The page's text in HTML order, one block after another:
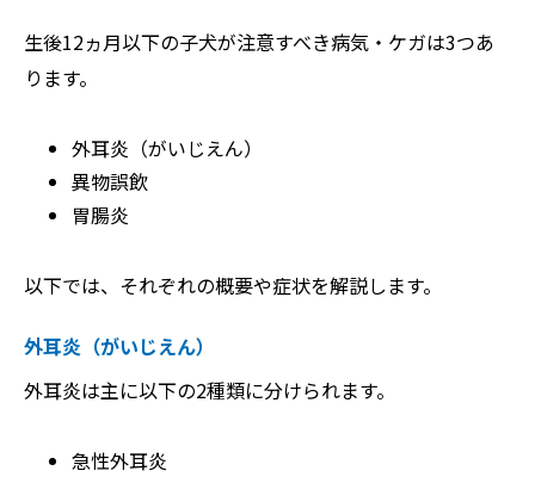
生後12ヵ月以下の子犬が注意すべき病気・ケガは3つあ
ります。
外耳炎（がいじえん）
異物誤飲
胃腸炎
以下では、それぞれの概要や症状を解説します。
外耳炎（がいじえん）
外耳炎は主に以下の2種類に分けられます。
急性外耳炎